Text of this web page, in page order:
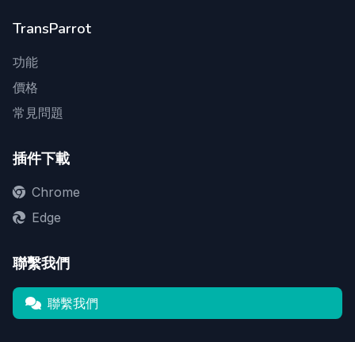
TransParrot
功能
價格
常見問題
插件下載
Chrome
Edge
聯繫我們
聯繫我們